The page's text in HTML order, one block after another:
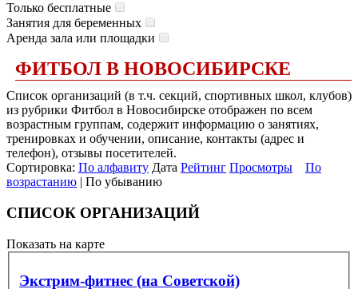
Только бесплатные
Занятия для беременных
Аренда зала или площадки
ФИТБОЛ В НОВОСИБИРСКЕ
Список организаций (в т.ч. секций, спортивных школ, клубов)
из рубрики Фитбол в Новосибирске отображен по всем
возрастным группам, содержит информацию о занятиях,
тренировках и обучении, описание, контакты (адрес и
телефон), отзывы посетителей.
Сортировка: По алфавиту Дата Рейтинг Просмотры
По
возрастанию | По убыванию
СПИСОК ОРГАНИЗАЦИЙ
Показать на карте
Экстрим-фитнес (на Советской)